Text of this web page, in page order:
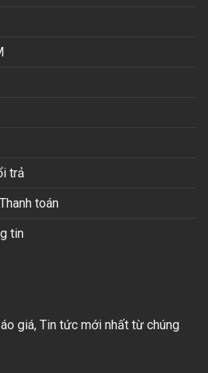
trả
toán
tin
giá, Tin tức mới nhất từ chúng